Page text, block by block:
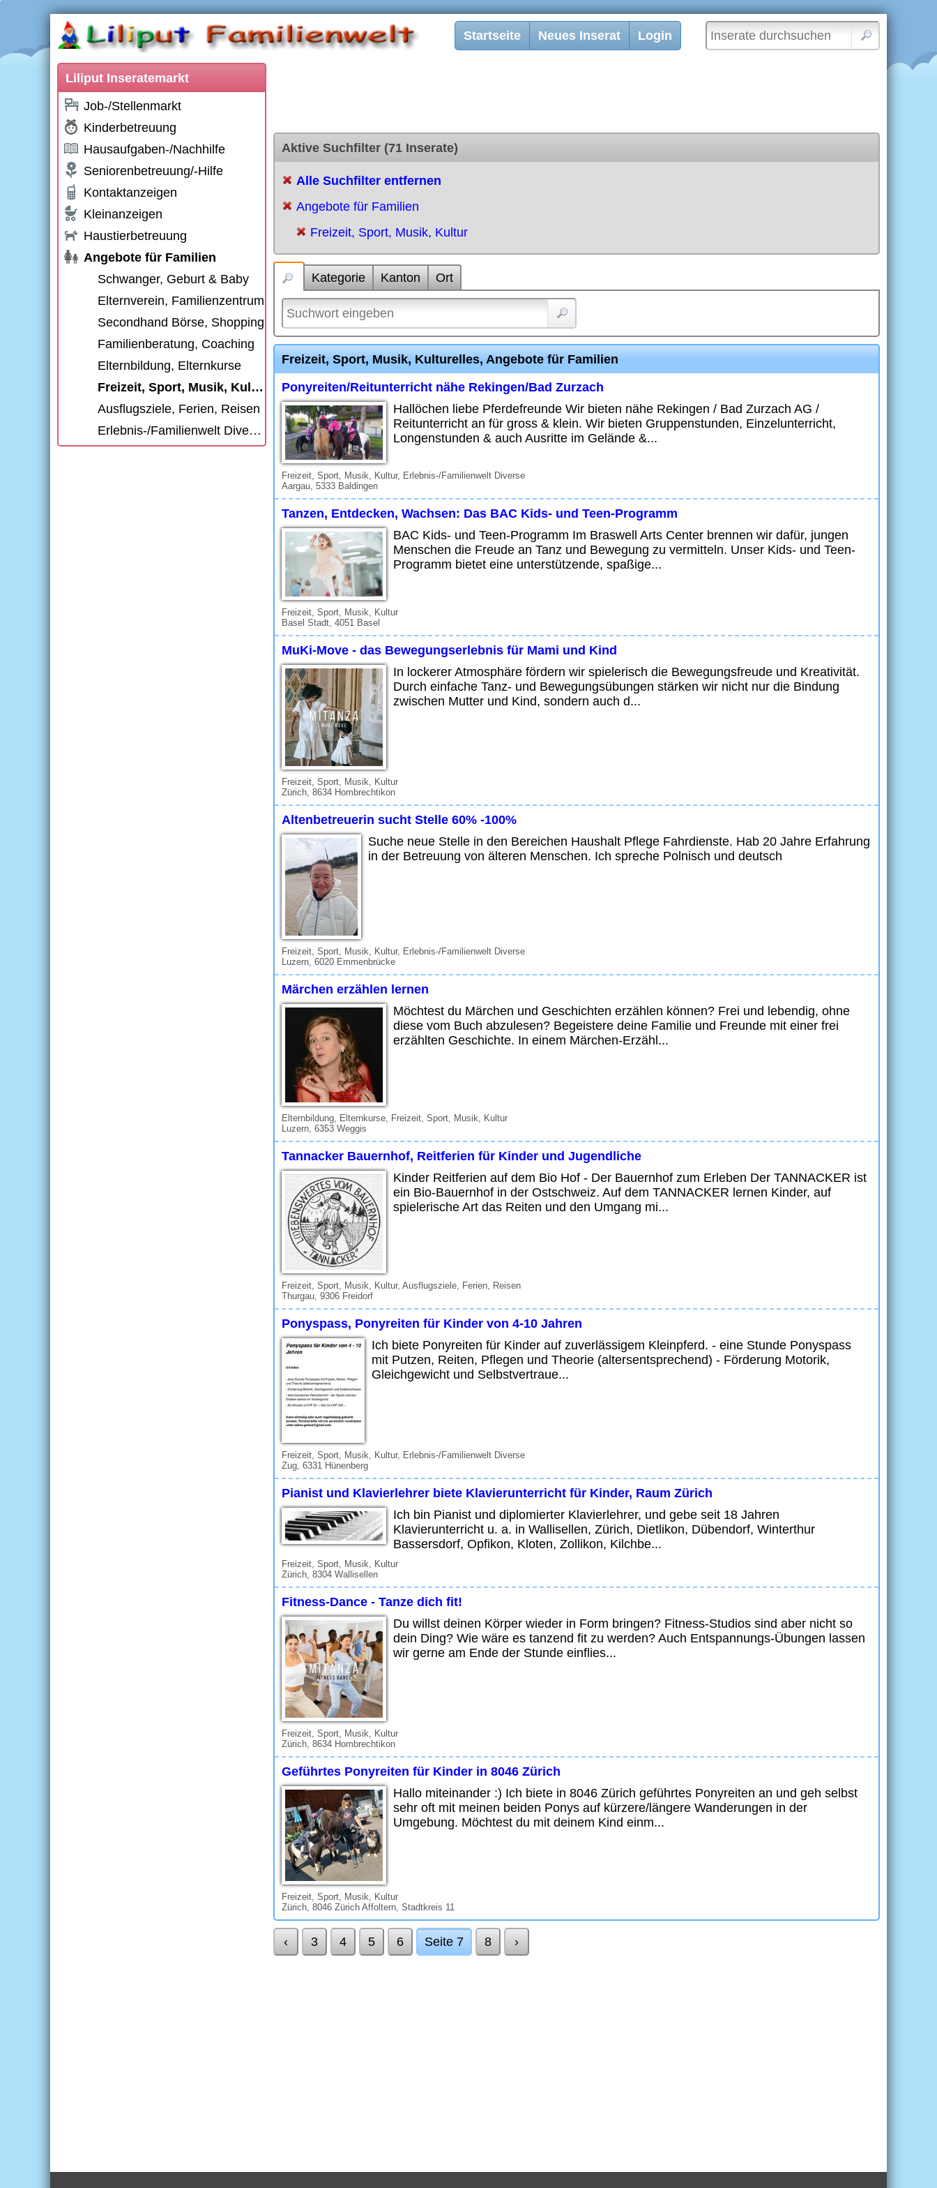
Startseite Neues Inserat Login
Liliput Inseratemarkt
Job-/Stellenmarkt
Kinderbetreuung
Hausaufgaben-/Nachhilfe
Seniorenbetreuung/-Hilfe
Kontaktanzeigen
Kleinanzeigen
Haustierbetreuung
Angebote für Familien
Schwanger, Geburt & Baby
Elternverein, Familienzentrum
Secondhand Börse, Shopping
Familienberatung, Coaching
Elternbildung, Elternkurse
Freizeit, Sport, Musik, Kultur
Ausflugsziele, Ferien, Reisen
Erlebnis-/Familienwelt Diverse
Aktive Suchfilter (71 Inserate)
Alle Suchfilter entfernen
Angebote für Familien
Freizeit, Sport, Musik, Kultur
Kategorie Kanton Ort
Freizeit, Sport, Musik, Kulturelles, Angebote für Familien
Ponyreiten/Reitunterricht nähe Rekingen/Bad Zurzach
Hallöchen liebe Pferdefreunde Wir bieten nähe Rekingen / Bad Zurzach AG /
Reitunterricht an für gross & klein. Wir bieten Gruppenstunden, Einzelunterricht,
Longenstunden & auch Ausritte im Gelände &...
Freizeit, Sport, Musik, Kultur, Erlebnis-/Familienwelt Diverse
Aargau, 5333 Baldingen
Tanzen, Entdecken, Wachsen: Das BAC Kids- und Teen-Programm
BAC Kids- und Teen-Programm Im Braswell Arts Center brennen wir dafür, jungen
Menschen die Freude an Tanz und Bewegung zu vermitteln. Unser Kids- und Teen-
Programm bietet eine unterstützende, spaßige...
Freizeit, Sport, Musik, Kultur
Basel Stadt, 4051 Basel
MuKi-Move - das Bewegungserlebnis für Mami und Kind
In lockerer Atmosphäre fördern wir spielerisch die Bewegungsfreude und Kreativität.
Durch einfache Tanz- und Bewegungsübungen stärken wir nicht nur die Bindung
zwischen Mutter und Kind, sondern auch d...
Freizeit, Sport, Musik, Kultur
Zürich, 8634 Hombrechtikon
Altenbetreuerin sucht Stelle 60% -100%
Suche neue Stelle in den Bereichen Haushalt Pflege Fahrdienste. Hab 20 Jahre Erfahrung
in der Betreuung von älteren Menschen. Ich spreche Polnisch und deutsch
Freizeit, Sport, Musik, Kultur, Erlebnis-/Familienwelt Diverse
Luzern, 6020 Emmenbrücke
Märchen erzählen lernen
Möchtest du Märchen und Geschichten erzählen können? Frei und lebendig, ohne
diese vom Buch abzulesen? Begeistere deine Familie und Freunde mit einer frei
erzählten Geschichte. In einem Märchen-Erzähl...
Elternbildung, Elternkurse, Freizeit, Sport, Musik, Kultur
Luzern, 6353 Weggis
Tannacker Bauernhof, Reitferien für Kinder und Jugendliche
Kinder Reitferien auf dem Bio Hof - Der Bauernhof zum Erleben Der TANNACKER ist
ein Bio-Bauernhof in der Ostschweiz. Auf dem TANNACKER lernen Kinder, auf
spielerische Art das Reiten und den Umgang mi...
Freizeit, Sport, Musik, Kultur, Ausflugsziele, Ferien, Reisen
Thurgau, 9306 Freidorf
Ponyspass, Ponyreiten für Kinder von 4-10 Jahren
Ich biete Ponyreiten für Kinder auf zuverlässigem Kleinpferd. - eine Stunde Ponyspass
mit Putzen, Reiten, Pflegen und Theorie (altersentsprechend) - Förderung Motorik,
Gleichgewicht und Selbstvertraue...
Freizeit, Sport, Musik, Kultur, Erlebnis-/Familienwelt Diverse
Zug, 6331 Hünenberg
Pianist und Klavierlehrer biete Klavierunterricht für Kinder, Raum Zürich
Ich bin Pianist und diplomierter Klavierlehrer, und gebe seit 18 Jahren
Klavierunterricht u. a. in Wallisellen, Zürich, Dietlikon, Dübendorf, Winterthur
Bassersdorf, Opfikon, Kloten, Zollikon, Kilchbe...
Freizeit, Sport, Musik, Kultur
Zürich, 8304 Wallisellen
Fitness-Dance - Tanze dich fit!
Du willst deinen Körper wieder in Form bringen? Fitness-Studios sind aber nicht so
dein Ding? Wie wäre es tanzend fit zu werden? Auch Entspannungs-Übungen lassen
wir gerne am Ende der Stunde einflies...
Freizeit, Sport, Musik, Kultur
Zürich, 8634 Hombrechtikon
Geführtes Ponyreiten für Kinder in 8046 Zürich
Hallo miteinander :) Ich biete in 8046 Zürich geführtes Ponyreiten an und geh selbst
sehr oft mit meinen beiden Ponys auf kürzere/längere Wanderungen in der
Umgebung. Möchtest du mit deinem Kind einm...
Freizeit, Sport, Musik, Kultur
Zürich, 8046 Zürich Affoltern, Stadtkreis 11
‹ 3 4 5 6 Seite 7 8 ›